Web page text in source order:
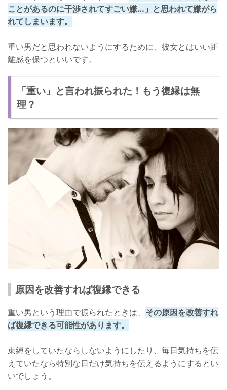
ことがあるのに干渉されてすごい嫌…」と思われて嫌がら
れてしまいます。
重い男だと思われないようにするために、彼女とはいい距
離感を保つといいです。
「重い」と言われ振られた！もう復縁は無
理？
原因を改善すれば復縁できる
重い男という理由で振られたときは、 その原因を改善すれ
ば復縁できる可能性があります。
束縛をしていたならしないようにしたり、毎日気持ちを伝
えていたなら特別な日だけ気持ちを伝えるようにするとい
いでしょう。